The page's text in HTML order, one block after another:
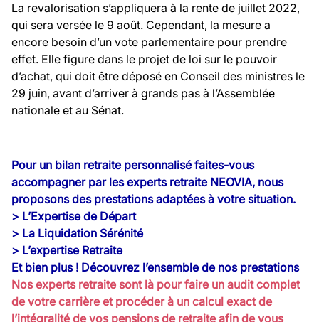
La revalorisation s’appliquera à la rente de juillet 2022,
qui sera versée le 9 août. Cependant, la mesure a
encore besoin d’un vote parlementaire pour prendre
effet. Elle figure dans le projet de loi sur le pouvoir
d’achat, qui doit être déposé en Conseil des ministres le
29 juin, avant d’arriver à grands pas à l’Assemblée
nationale et au Sénat.
Pour un bilan retraite personnalisé faites-vous
accompagner par les experts retraite NEOVIA, nous
proposons des prestations adaptées à votre situation.
> L’Expertise de Départ
> La Liquidation Sérénité
> L’expertise Retraite
Et bien plus ! Découvrez l’ensemble de nos prestations
Nos experts retraite sont là pour faire un audit complet
de votre carrière et procéder à un calcul exact de
l’intégralité de vos pensions de retraite afin de vous